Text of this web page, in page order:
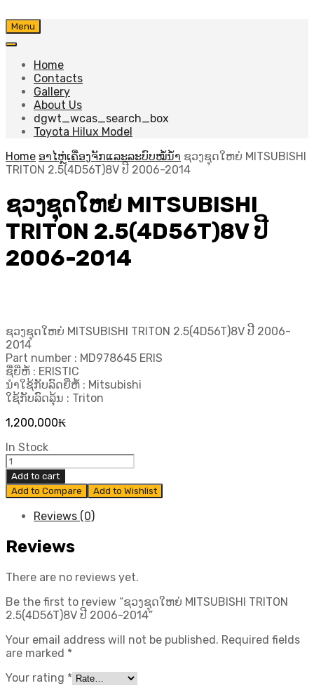
Skip
to
Menu
Home
Contacts
Gallery
About Us
dgwt_wcas_search_box
Toyota Hilux Model
Home ອາໄຫຼ່ເຄື່ອງຈັກແລະລະບົບໝໍ້ນ້ຳ ຊວງຊຸດໃຫຍ່ MITSUBISHI
TRITON 2.5(4D56T)8V ປີ 2006-2014
ຊວງຊຸດໃຫຍ່ MITSUBISHI
TRITON 2.5(4D56T)8V ປີ
2006-2014
ຊວງຊຸດໃຫຍ່ MITSUBISHI TRITON 2.5(4D56T)8V ປີ 2006-
2014
Part number : MD978645 ERIS
ຊື່ຍີ່ຫໍ້ : ERISTIC
ນຳໃຊ້ກັບລົດຍີ່ຫໍ້ : Mitsubishi
ໃຊ້ກັບລົດລຸ້ນ : Triton
1,200,000₭
In Stock
ຊວງ
ຊຸດ
ໃຫຍ່
MITSUBISHI
TRITON
ປີ
2006-
quantity
Add to cart
Add to Compare
Add to Wishlist
Reviews (0)
Reviews
There are no reviews yet.
Be the first to review “ຊວງຊຸດໃຫຍ່ MITSUBISHI TRITON
2.5(4D56T)8V ປີ 2006-2014”
Your email address will not be published. Required fields
are marked *
Your rating *